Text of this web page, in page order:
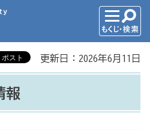
更新日：2026年6月11日
報